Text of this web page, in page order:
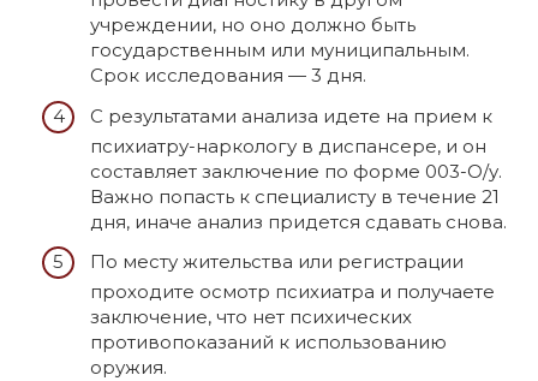
учреждении, но оно должно быть
государственным или муниципальным.
Срок исследования — 3 дня.
С результатами анализа идете на прием к
психиатру-наркологу в диспансере, и он
составляет заключение по форме 003-О/у.
Важно попасть к специалисту в течение 21
дня, иначе анализ придется сдавать снова.
По месту жительства или регистрации
проходите осмотр психиатра и получаете
заключение, что нет психических
противопоказаний к использованию
оружия.